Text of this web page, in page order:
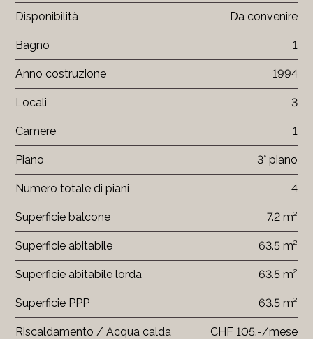
Disponibilità Da convenire
Bagno 1
Anno costruzione 1994
Locali 3
Camere 1
Piano 3° piano
Numero totale di piani 4
Superficie balcone 7.2 m²
Superficie abitabile 63.5 m²
Superficie abitabile lorda 63.5 m²
Superficie PPP 63.5 m²
Riscaldamento / Acqua calda CHF 105.-/mese